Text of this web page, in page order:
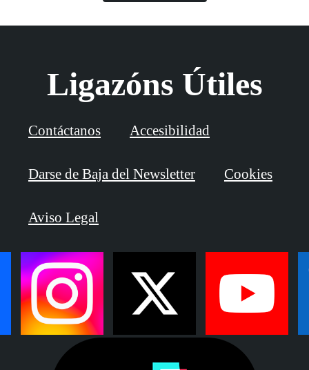
Ligazóns Útiles
Contáctanos Accesibilidad
Darse de Baja del Newsletter Cookies
Aviso Legal